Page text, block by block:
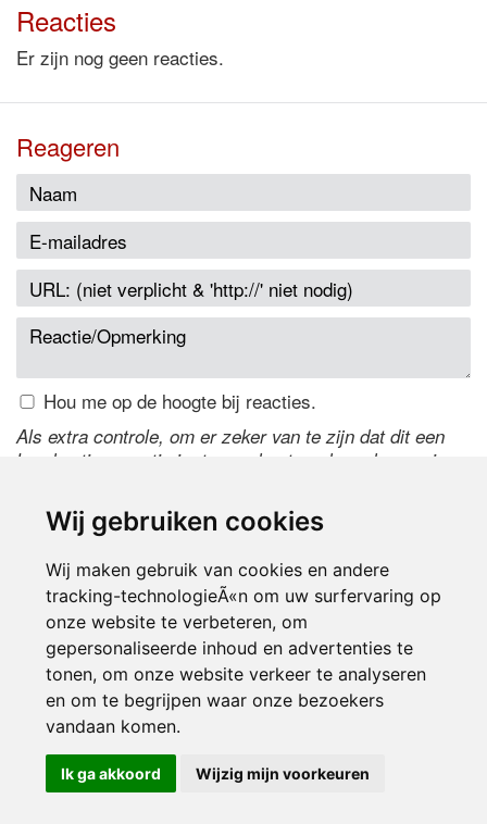
Wij gebruiken cookies
Wij maken gebruik van cookies en andere
tracking-technologieÃ«n om uw surfervaring op
onze website te verbeteren, om
gepersonaliseerde inhoud en advertenties te
tonen, om onze website verkeer te analyseren
en om te begrijpen waar onze bezoekers
vandaan komen.
Ik ga akkoord Wijzig mijn voorkeuren
Reacties
Er zijn nog geen reacties.
Reageren
Hou me op de hoogte bij reacties.
Als extra controle, om er zeker van te zijn dat dit een
handmatige reactie is, typ onderstaande code over in
de code te wijzigen.
© 2000-2026 UFE Media:Managersonline.nl|Brisk magazine
Partners:Autowereld.com